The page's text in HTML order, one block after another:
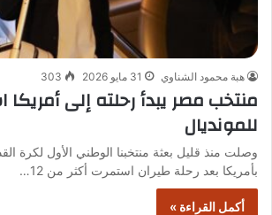
هبة محمود الشناوي 31 مايو 2026 303
منتخب مصر يبدأ رحلته إلى أمريكا
للمونديال
وصلت منذ قليل بعثة منتخبنا الوطني الأول لكرة
بأمريكا بعد رحلة طيران استمرت أكثر من 12…
أكمل القراءة »